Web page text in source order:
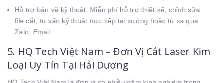
Hỗ trợ bản vẽ kỹ thuật: Miễn phí hỗ trợ thiết kế, chỉnh sửa
file cắt, tư vấn kỹ thuật trực tiếp tại xưởng hoặc từ xa qua
Zalo, Email.
5. HQ Tech Việt Nam – Đơn Vị Cắt Laser Kim
Loại Uy Tín Tại Hải Dương